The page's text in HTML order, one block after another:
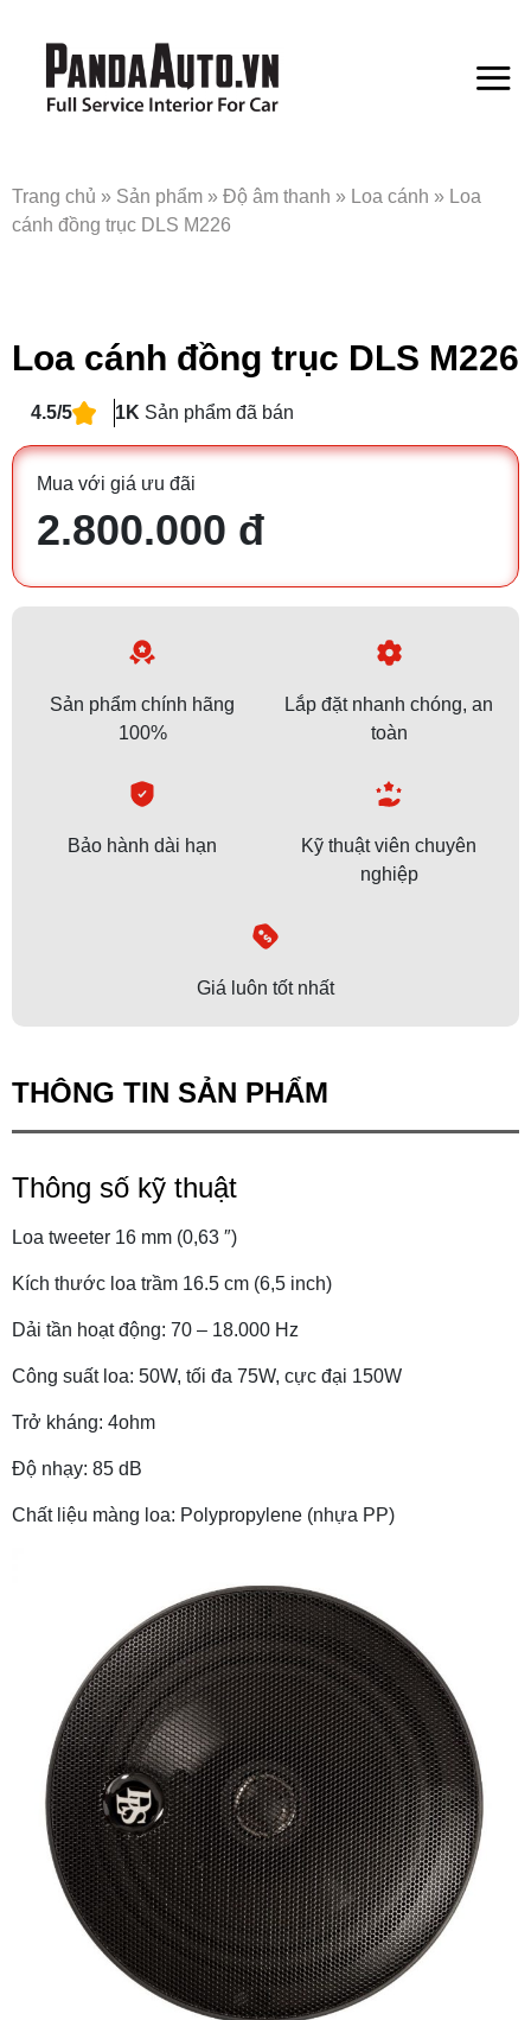
Trang chủ » Sản phẩm » Độ âm thanh » Loa cánh » Loa
cánh đồng trục DLS M226
Loa cánh đồng trục DLS M226
4.5/5 1K Sản phẩm đã bán
Mua với giá ưu đãi
2.800.000 đ
Sản phẩm chính hãng
100%
Lắp đặt nhanh chóng, an
toàn
Bảo hành dài hạn
Kỹ thuật viên chuyên
nghiệp
Giá luôn tốt nhất
THÔNG TIN SẢN PHẨM
Thông số kỹ thuật
Loa tweeter 16 mm (0,63 ″)
Kích thước loa trầm 16.5 cm (6,5 inch)
Dải tần hoạt động: 70 – 18.000 Hz
Công suất loa: 50W, tối đa 75W, cực đại 150W
Trở kháng: 4ohm
Độ nhạy: 85 dB
Chất liệu màng loa: Polypropylene (nhựa PP)